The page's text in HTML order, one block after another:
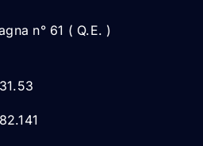
n° 61 ( Q.E. )